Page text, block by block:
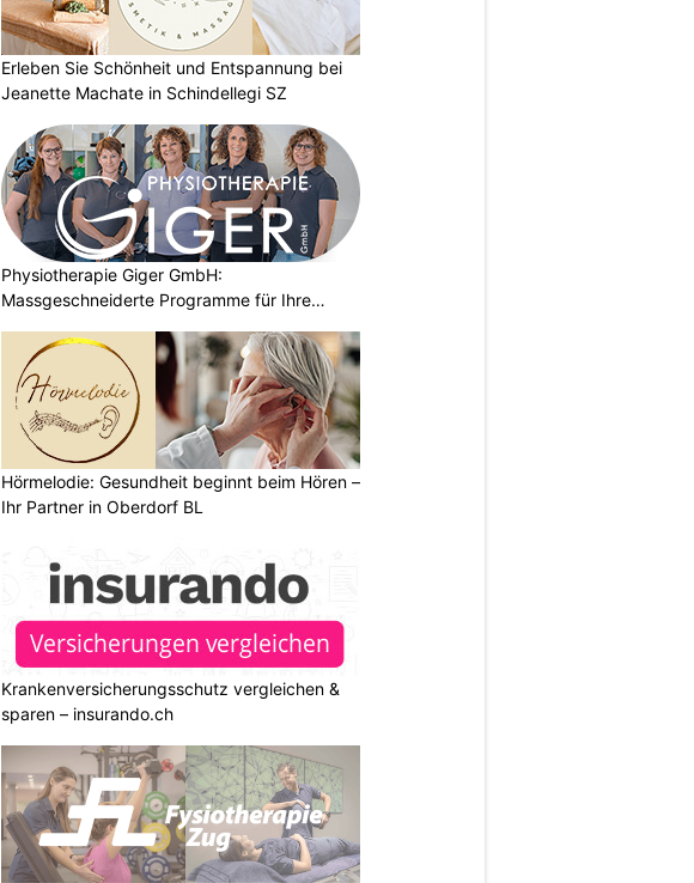
Erleben Sie Schönheit und Entspannung bei
Jeanette Machate in Schindellegi SZ
Physiotherapie Giger GmbH:
Massgeschneiderte Programme für Ihre
Hörmelodie: Gesundheit beginnt beim Hören –
Ihr Partner in Oberdorf BL
Krankenversicherungsschutz vergleichen &
sparen – insurando.ch